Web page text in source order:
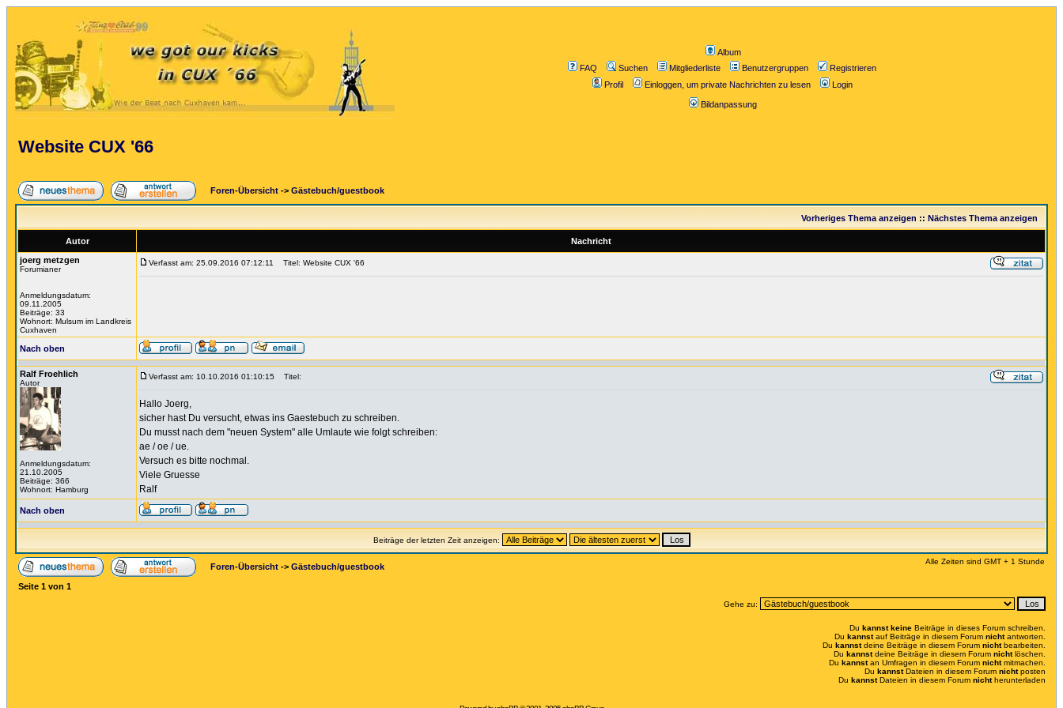
Album
FAQ
Suchen Mitgliederliste Benutzergruppen
Registrieren
Profil
Einloggen, um private Nachrichten zu lesen Login
Bildanpassung
Website CUX '66
Foren-Übersicht -> Gästebuch/guestbook
Vorheriges Thema anzeigen :: Nächstes Thema anzeigen
Autor
Nachricht
joerg metzgen
Forumianer
Anmeldungsdatum:
09.11.2005
Beiträge: 33
Wohnort: Mulsum im Landkreis
Cuxhaven
Verfasst am: 25.09.2016 07:12:11 Titel: Website CUX '66
Nach oben
Ralf Froehlich
Autor
Anmeldungsdatum:
21.10.2005
Beiträge: 366
Wohnort: Hamburg
Verfasst am: 10.10.2016 01:10:15 Titel:
Hallo Joerg,
sicher hast Du versucht, etwas ins Gaestebuch zu schreiben.
Du musst nach dem "neuen System" alle Umlaute wie folgt schreiben:
ae / oe / ue.
Versuch es bitte nochmal.
Viele Gruesse
Ralf
Nach oben
Beiträge der letzten Zeit anzeigen:
Foren-Übersicht -> Gästebuch/guestbook
Alle Zeiten sind GMT + 1 Stunde
Seite 1 von 1
Gehe zu:
Du kannst keine Beiträge in dieses Forum schreiben.
Du kannstauf Beiträge in diesem Forum nichtantworten.
Du kannstdeine Beiträge in diesem Forum nichtbearbeiten.
Du kannstdeine Beiträge in diesem Forum nichtlöschen.
Du kannstan Umfragen in diesem Forum nichtmitmachen.
Du kannstDateien in diesem Forum nichtposten
Du kannstDateien in diesem Forum nichtherunterladen